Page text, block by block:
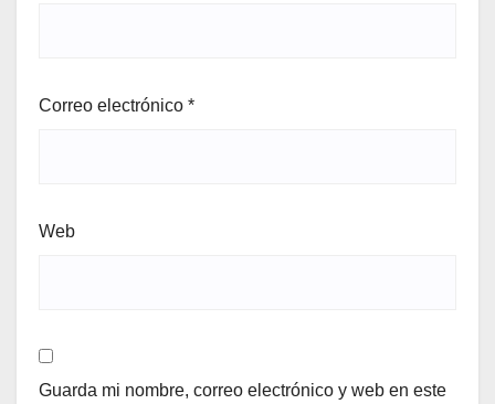
Correo electrónico *
Web
Guarda mi nombre, correo electrónico y web en este